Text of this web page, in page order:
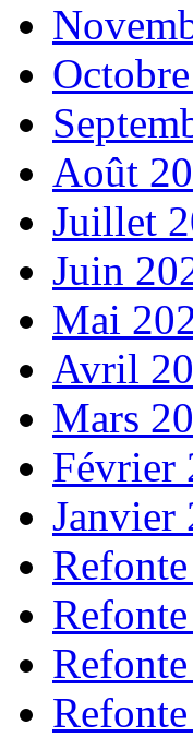
Août
Juillet
Juin
Mai
Avril
Mars
Février
Janvier